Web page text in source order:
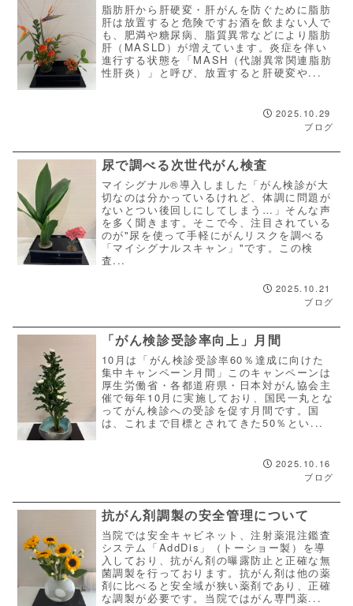
脂肪肝から肝硬変・肝がんを防ぐために脂肪
肝は放置すると危険ですお酒を飲まない人で
も、肥満や糖尿病、脂質異常などにより脂肪
肝（MASLD）が増えています。炎症を伴い
進行する状態を「MASH（代謝異常関連脂肪
性肝炎）」と呼び、放置すると肝硬変や...
2025.10.29
ブログ
尿で調べる次世代がん検査
マイシグナル®導入しました「がん検診が大
切なのは分かっているけれど、体調に問題が
ないとつい後回しにしてしまう…」そんな声
を多く聞きます。そこで今、注目されている
のが"尿を使って手軽にがんリスクを調べる
「マイシグナルスキャン」"です。この検
査...
2025.10.21
ブログ
「がん検診受診率向上」月間
10月は「がん検診受診率60％達成に向けた
集中キャンペーン月間」このキャンペーンは
厚生労働省・各都道府県・日本対がん協会主
催で毎年10月に実施しており、国民一丸とな
ってがん検診への受診を促す月間です。国
は、これまで目標とされてきた50％とい...
2025.10.16
ブログ
抗がん剤調製の安全管理について
当院では安全キャビネット、注射薬混注鑑査
システム「AddDis」（トーショー製）を導
入しており、抗がん剤の曝露防止と正確な無
菌調製を行っております。抗がん剤は他の薬
剤に比べると安全域が狭い薬剤であり、正確
な調製が必要です。当院ではがん専門薬...